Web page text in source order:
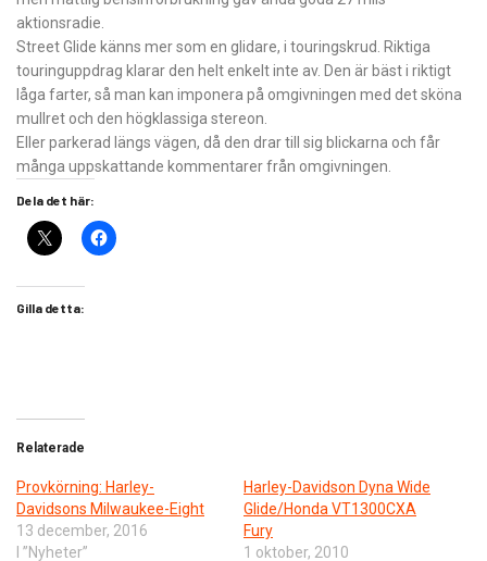
aktionsradie.
Street Glide känns mer som en glidare, i touringskrud. Riktiga
touring­uppdrag klarar den helt enkelt inte av. Den är bäst i riktigt
låga farter, så man kan imponera på omgivningen med det sköna
mullret och den högklassiga stereon.
Eller parkerad längs vägen, då den drar till sig blickarna och får
många uppskattande kommentarer från omgivningen.
Dela det här:
Gilla detta:
Relaterade
Provkörning: Harley-
Davidsons Milwaukee-Eight
13 december, 2016
I ”Nyheter”
Harley-Davidson Dyna Wide
Glide/Honda VT1300CXA
Fury
1 oktober, 2010